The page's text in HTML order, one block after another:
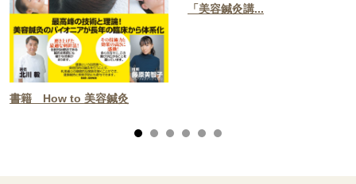
書籍 How to 美容鍼灸
「美容鍼灸講...